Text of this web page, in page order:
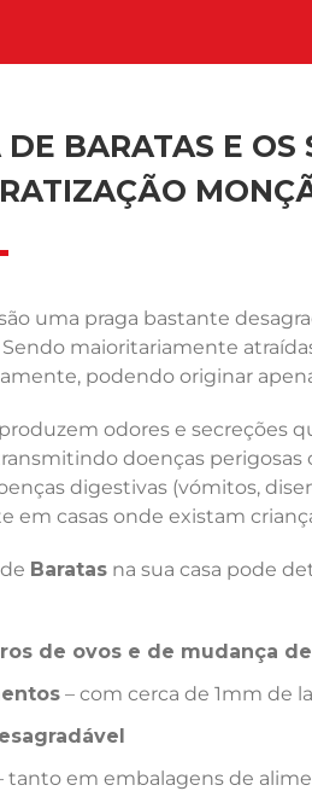
DE BARATAS E OS
uma praga bastante
maioritariamente
podendo originar
produzem odores e secreções
doenças
digestivas (vómitos,
em casas onde existam
Baratas na sua casa pode
de ovos e de mudança
– com cerca de 1mm de
tanto em embalagens de